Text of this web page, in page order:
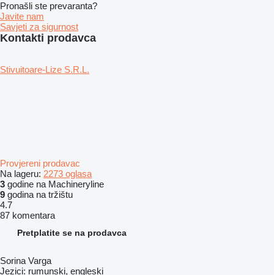
Pronašli ste prevaranta?
Javite nam
Savjeti za sigurnost
Kontakti prodavca
Stivuitoare-Lize S.R.L.
Provjereni prodavac
Na lageru: 2273 oglasa
3 godine na Machineryline
9 godina na tržištu
4.7
87 komentara
Pretplatite se na prodavca
Sorina Varga
Jezici: rumunski, engleski